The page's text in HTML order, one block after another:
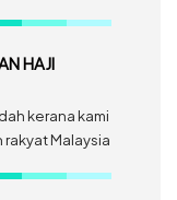
HAJI
kerana kami
Malaysia